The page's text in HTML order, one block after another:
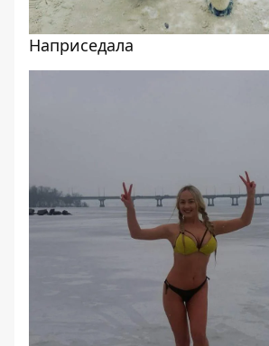
Наприседала